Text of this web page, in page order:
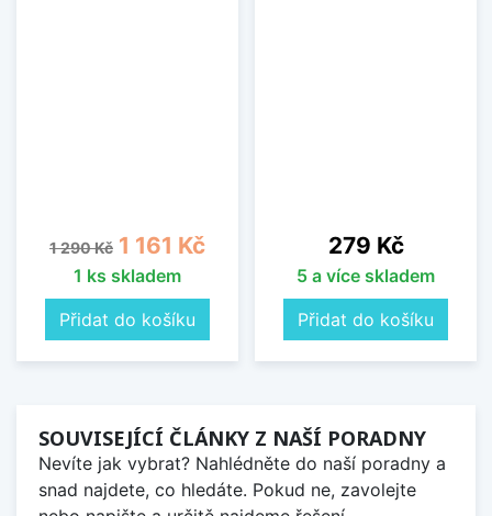
Běžná cena
1 290 Kč Cena
1 161 Kč
1 ks skladem
Přidat do košíku
Cena
279 Kč
5 a více skladem
Přidat do košíku
SOUVISEJÍCÍ ČLÁNKY Z NAŠÍ PORADNY
Nevíte jak vybrat? Nahlédněte do naší poradny a
snad najdete, co hledáte. Pokud ne, zavolejte